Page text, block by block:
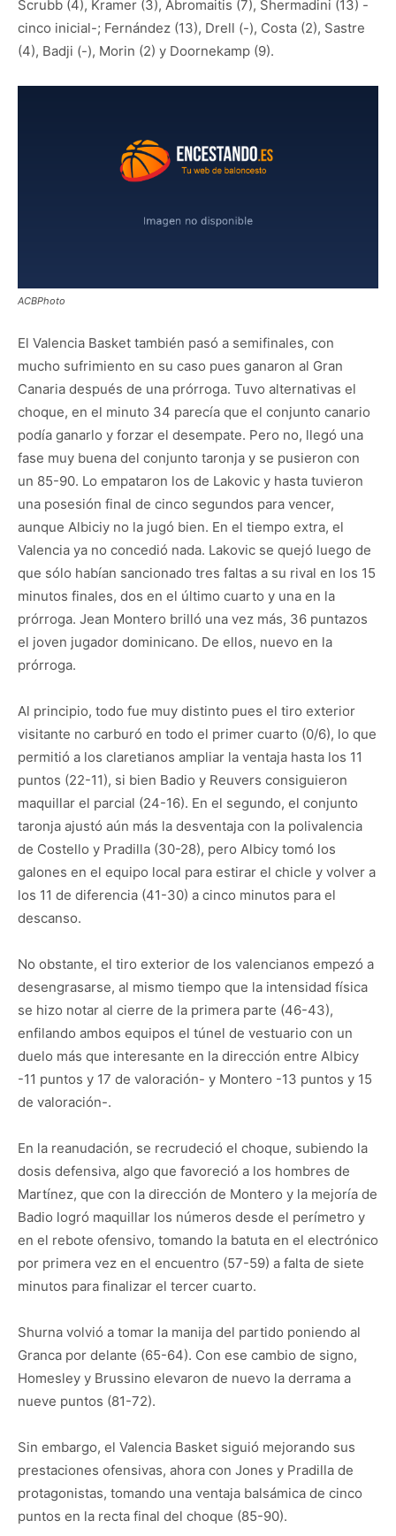
Scrubb (4), Kramer (3), Abromaitis (7), Shermadini (13) -
cinco inicial-; Fernández (13), Drell (-), Costa (2), Sastre
(4), Badji (-), Morin (2) y Doornekamp (9).
ACBPhoto
El Valencia Basket también pasó a semifinales, con
mucho sufrimiento en su caso pues ganaron al Gran
Canaria después de una prórroga. Tuvo alternativas el
choque, en el minuto 34 parecía que el conjunto canario
podía ganarlo y forzar el desempate. Pero no, llegó una
fase muy buena del conjunto taronja y se pusieron con
un 85-90. Lo empataron los de Lakovic y hasta tuvieron
una posesión final de cinco segundos para vencer,
aunque Albiciy no la jugó bien. En el tiempo extra, el
Valencia ya no concedió nada. Lakovic se quejó luego de
que sólo habían sancionado tres faltas a su rival en los 15
minutos finales, dos en el último cuarto y una en la
prórroga. Jean Montero brilló una vez más, 36 puntazos
el joven jugador dominicano. De ellos, nuevo en la
prórroga.
Al principio, todo fue muy distinto pues el tiro exterior
visitante no carburó en todo el primer cuarto (0/6), lo que
permitió a los claretianos ampliar la ventaja hasta los 11
puntos (22-11), si bien Badio y Reuvers consiguieron
maquillar el parcial (24-16). En el segundo, el conjunto
taronja ajustó aún más la desventaja con la polivalencia
de Costello y Pradilla (30-28), pero Albicy tomó los
galones en el equipo local para estirar el chicle y volver a
los 11 de diferencia (41-30) a cinco minutos para el
descanso.
No obstante, el tiro exterior de los valencianos empezó a
desengrasarse, al mismo tiempo que la intensidad física
se hizo notar al cierre de la primera parte (46-43),
enfilando ambos equipos el túnel de vestuario con un
duelo más que interesante en la dirección entre Albicy
-11 puntos y 17 de valoración- y Montero -13 puntos y 15
de valoración-.
En la reanudación, se recrudeció el choque, subiendo la
dosis defensiva, algo que favoreció a los hombres de
Martínez, que con la dirección de Montero y la mejoría de
Badio logró maquillar los números desde el perímetro y
en el rebote ofensivo, tomando la batuta en el electrónico
por primera vez en el encuentro (57-59) a falta de siete
minutos para finalizar el tercer cuarto.
Shurna volvió a tomar la manija del partido poniendo al
Granca por delante (65-64). Con ese cambio de signo,
Homesley y Brussino elevaron de nuevo la derrama a
nueve puntos (81-72).
Sin embargo, el Valencia Basket siguió mejorando sus
prestaciones ofensivas, ahora con Jones y Pradilla de
protagonistas, tomando una ventaja balsámica de cinco
puntos en la recta final del choque (85-90).